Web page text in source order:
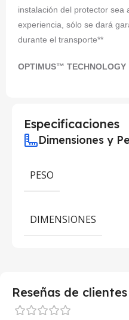
instalación del protector sea
experiencia, sólo se dará
durante el transporte**
OPTIMUS™ TECHNOLOGY
Especificaciones
Dimensiones y
PESO
DIMENSIONES
Reseñas de clientes